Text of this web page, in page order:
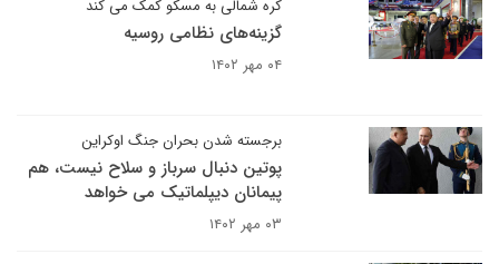
کره شمالی به مسکو کمک می کند
گزینه‌های نظامی روسیه
۰۴ مهر ۱۴۰۲
برجسته شدن بحران جنگ اوکراین
پوتین دنبال سرباز و سلاح نیست، هم
پیمانان دیپلماتیک می خواهد
۰۳ مهر ۱۴۰۲